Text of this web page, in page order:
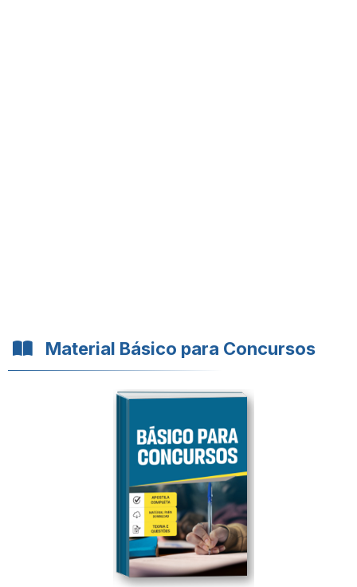
Material Básico para Concursos